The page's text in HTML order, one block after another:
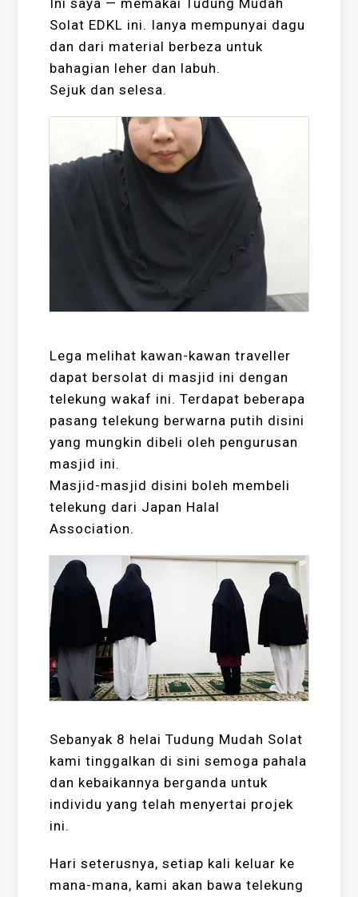
Ini saya — memakai Tudung Mudah
Solat EDKL ini. Ianya mempunyai dagu
dan dari material berbeza untuk
bahagian leher dan labuh.
Sejuk dan selesa.
Lega melihat kawan-kawan traveller
dapat bersolat di masjid ini dengan
telekung wakaf ini. Terdapat beberapa
pasang telekung berwarna putih disini
yang mungkin dibeli oleh pengurusan
masjid ini.
Masjid-masjid disini boleh membeli
telekung dari Japan Halal
Association.
Sebanyak 8 helai Tudung Mudah Solat
kami tinggalkan di sini semoga pahala
dan kebaikannya berganda untuk
individu yang telah menyertai projek
ini.
Hari seterusnya, setiap kali keluar ke
mana-mana, kami akan bawa telekung